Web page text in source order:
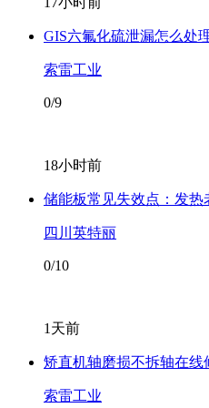
GIS六氟化硫泄漏怎么处
索雷工业
0/9
18小时前
储能板常见失效点：发
四川英特丽
0/10
1天前
矫直机轴磨损不拆轴在
索雷工业